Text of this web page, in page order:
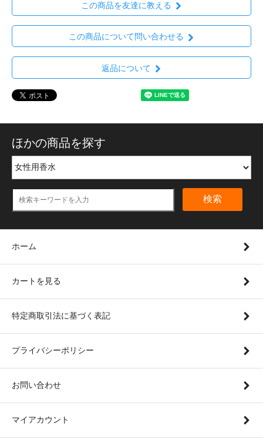
この商品を友達に教える
この商品について問い合わせる
返品について
ほかの商品を探す
検索
ホーム
カートを見る
特定商取引法に基づく表記
プライバシーポリシー
お問い合わせ
マイアカウント